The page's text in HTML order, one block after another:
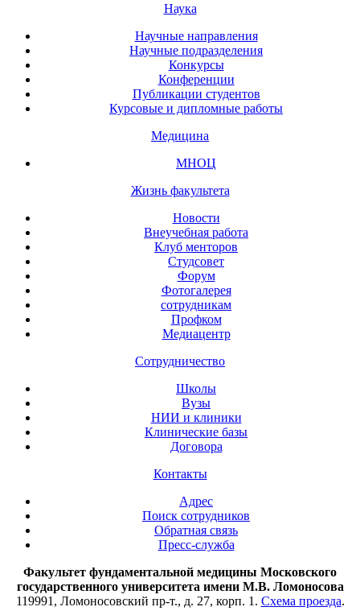
Наука
Научные направления
Научные подразделения
Конкурсы
Конференции
Публикации студентов
Курсовые и дипломные работы
Медицина
МНОЦ
Жизнь факультета
Новости
Внеучебная работа
Клуб менторов
Студсовет
Форум
Фотогалерея
сотрудникам
Профком
Медиацентр
Сотрудничество
Школы
Вузы
НИИ и клиники
Клинические базы
Договора
Контакты
Адрес
Поиск сотрудников
Обратная связь
Пресс-служба
Факультет фундаментальной медицины Московского
государственного университета имени М.В. Ломоносова
119991, Ломоносовский пр-т., д. 27, корп. 1. Схема проезда.